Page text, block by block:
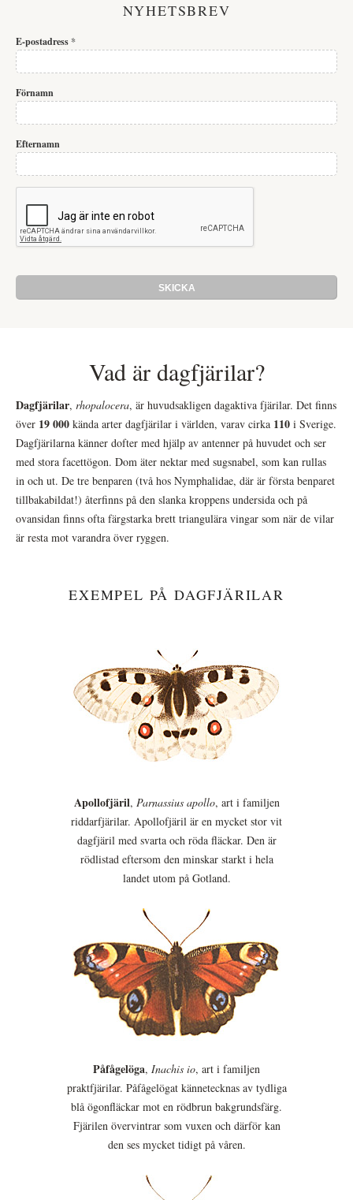
NYHETSBREV
E-postadress*
Förnamn
Efternamn
Vad är dagfjärilar?
Dagfjärilar, rhopalocera, är huvudsakligen dagaktiva fjärilar. Det finns
över 19 000 kända arter dagfjärilar i världen, varav cirka 110 i Sverige.
Dagfjärilarna känner dofter med hjälp av antenner på huvudet och ser
med stora facettögon. Dom äter nektar med sugsnabel, som kan rullas
in och ut. De tre benparen (två hos Nymphalidae, där är första benparet
tillbakabildat!) återfinns på den slanka kroppens undersida och på
ovansidan finns ofta färgstarka brett triangulära vingar som när de vilar
är resta mot varandra över ryggen.
EXEMPEL PÅ DAGFJÄRILAR
Apollofjäril, Parnassius apollo, art i familjen
riddarfjärilar. Apollofjäril är en mycket stor vit
dagfjäril med svarta och röda fläckar. Den är
rödlistad eftersom den minskar starkt i hela
landet utom på Gotland.
Påfågelöga, Inachis io, art i familjen
praktfjärilar. Påfågelögat kännetecknas av tydliga
blå ögonfläckar mot en rödbrun bakgrundsfärg.
Fjärilen övervintrar som vuxen och därför kan
den ses mycket tidigt på våren.